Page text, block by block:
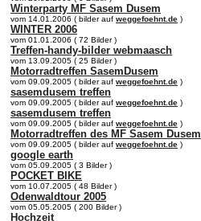
Winterparty MF Sasem Dusem
vom 14.01.2006 ( bilder auf weggefoehnt.de )
WINTER 2006
vom 01.01.2006 ( 72 Bilder )
Treffen-handy-bilder webmaasch
vom 13.09.2005 ( 25 Bilder )
Motorradtreffen SasemDusem
vom 09.09.2005 ( bilder auf weggefoehnt.de )
sasemdusem treffen
vom 09.09.2005 ( bilder auf weggefoehnt.de )
sasemdusem treffen
vom 09.09.2005 ( bilder auf weggefoehnt.de )
Motorradtreffen des MF Sasem Dusem
vom 09.09.2005 ( bilder auf weggefoehnt.de )
google earth
vom 05.09.2005 ( 3 Bilder )
POCKET BIKE
vom 10.07.2005 ( 48 Bilder )
Odenwaldtour 2005
vom 05.05.2005 ( 200 Bilder )
Hochzeit